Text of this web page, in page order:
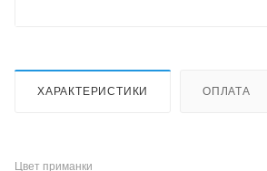
ХАРАКТЕРИСТИКИ ОПЛАТА
Цвет приманки